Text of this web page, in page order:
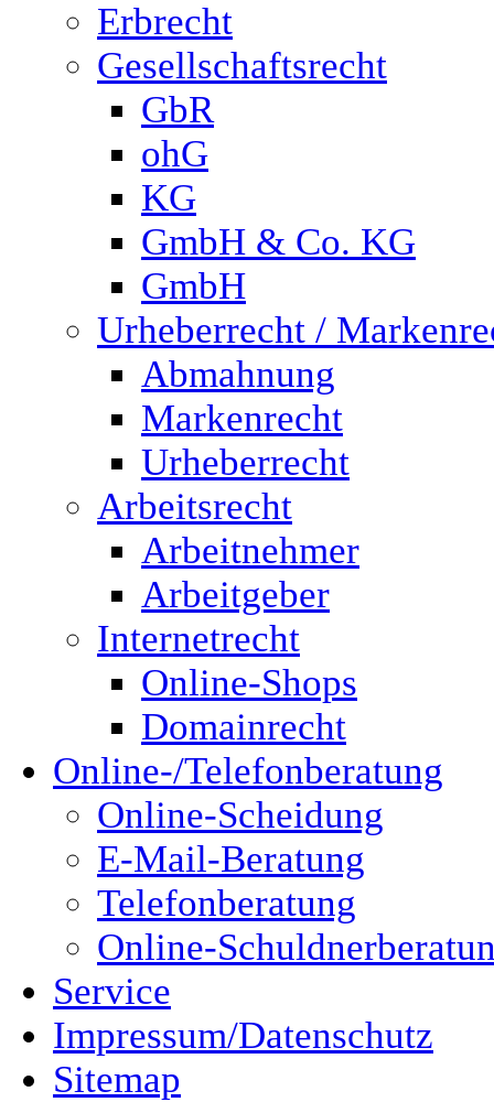
Erbrecht
Gesellschaftsrecht
GbR
ohG
KG
GmbH & Co. KG
GmbH
Urheberrecht /
Abmahnung
Markenrecht
Urheberrecht
Arbeitsrecht
Arbeitnehmer
Arbeitgeber
Internetrecht
Online-Shops
Domainrecht
Online-/Telefonberatung
Online-Scheidung
E-Mail-Beratung
Telefonberatung
Online-
Service
Impressum/Datenschutz
Sitemap